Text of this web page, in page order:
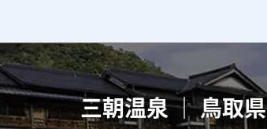
三朝温泉 ｜ 鳥取県